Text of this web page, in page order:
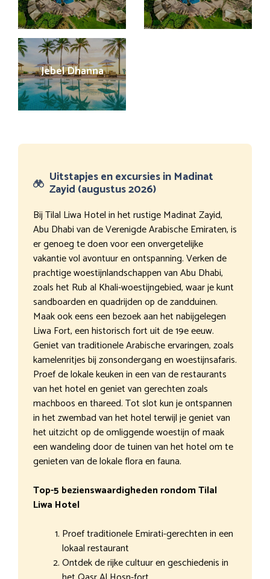
Jebel Dhanna
Uitstapjes en excursies in Madinat
Zayid (augustus 2026)
Bij Tilal Liwa Hotel in het rustige Madinat Zayid,
Abu Dhabi van de Verenigde Arabische Emiraten, is
er genoeg te doen voor een onvergetelijke
vakantie vol avontuur en ontspanning. Verken de
prachtige woestijnlandschappen van Abu Dhabi,
zoals het Rub al Khali-woestijngebied, waar je kunt
sandboarden en quadrijden op de zandduinen.
Maak ook eens een bezoek aan het nabijgelegen
Liwa Fort, een historisch fort uit de 19e eeuw.
Geniet van traditionele Arabische ervaringen, zoals
kamelenritjes bij zonsondergang en woestijnsafaris.
Proef de lokale keuken in een van de restaurants
van het hotel en geniet van gerechten zoals
machboos en thareed. Tot slot kun je ontspannen
in het zwembad van het hotel terwijl je geniet van
het uitzicht op de omliggende woestijn of maak
een wandeling door de tuinen van het hotel om te
genieten van de lokale flora en fauna.
Top-5 bezienswaardigheden rondom Tilal
Liwa Hotel
Proef traditionele Emirati-gerechten in een
lokaal restaurant
Ontdek de rijke cultuur en geschiedenis in